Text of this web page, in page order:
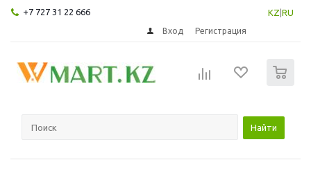
+7 727 31 22 666 KZ RU
Вход Регистрация
Найти